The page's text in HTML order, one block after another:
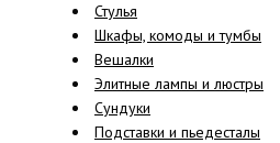
Стулья
Шкафы, комоды и тумбы
Вешалки
Элитные лампы и люстры
Сундуки
Подставки и пьедесталы